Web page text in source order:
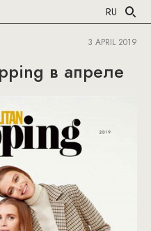
RU
3 APRIL 2019
в апреле